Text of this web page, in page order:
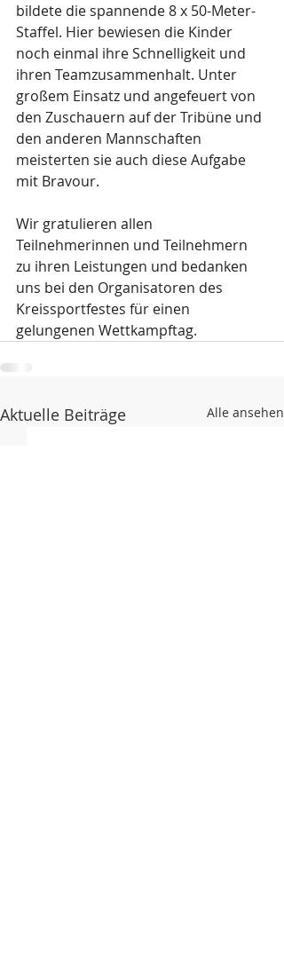
bildete die spannende 8 x 50-Meter-
Staffel. Hier bewiesen die Kinder
noch einmal ihre Schnelligkeit und
ihren Teamzusammenhalt. Unter
großem Einsatz und angefeuert von
den Zuschauern auf der Tribüne und
den anderen Mannschaften
meisterten sie auch diese Aufgabe
mit Bravour.
Wir gratulieren allen
Teilnehmerinnen und Teilnehmern
zu ihren Leistungen und bedanken
uns bei den Organisatoren des
Kreissportfestes für einen
gelungenen Wettkampftag.
Aktuelle Beiträge Alle ansehen